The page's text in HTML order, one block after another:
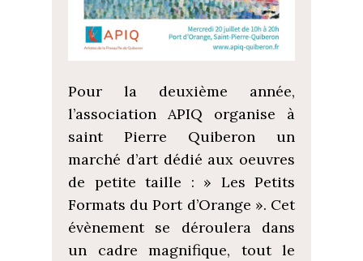
Pour la deuxième année,
l’association APIQ organise à
saint Pierre Quiberon un
marché d’art dédié aux oeuvres
de petite taille : » Les Petits
Formats du Port d’Orange ». Cet
évènement se déroulera dans
un cadre magnifique, tout le